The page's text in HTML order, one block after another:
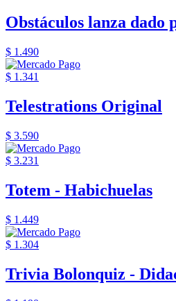
Obstáculos lanza dado
$ 1.490
$ 1.341
Telestrations Original
$ 3.590
$ 3.231
Totem - Habichuelas
$ 1.449
$ 1.304
Trivia Bolonquiz -